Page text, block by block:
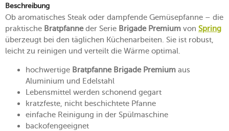
Beschreibung
Ob aromatisches Steak oder dampfende Gemüsepfanne – die
praktische Bratpfanneder Serie Brigade Premium von Spring
überzeugt bei den täglichen Küchenarbeiten. Sie ist robust,
leicht zu reinigen und verteilt die Wärme optimal.
hochwertige Bratpfanne Brigade Premium aus
Aluminium und Edelstahl
Lebensmittel werden schonend gegart
kratzfeste, nicht beschichtete Pfanne
einfache Reinigung in der Spülmaschine
backofengeeignet